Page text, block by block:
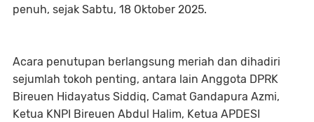
penuh, sejak Sabtu, 18 Oktober 2025.
Acara penutupan berlangsung meriah dan dihadiri
sejumlah tokoh penting, antara lain Anggota DPRK
Bireuen Hidayatus Siddiq, Camat Gandapura Azmi,
Ketua KNPI Bireuen Abdul Halim, Ketua APDESI